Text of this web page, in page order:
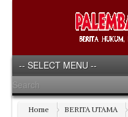
Home BERITA UTAMA